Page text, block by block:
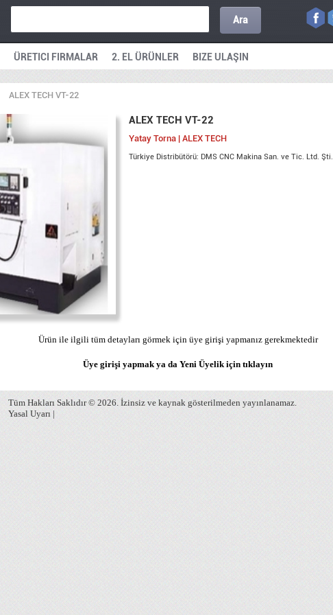
Ara
ÜRETICI FIRMALAR 2. EL ÜRÜNLER BIZE ULAŞIN
ALEX TECH VT-22
ALEX TECH VT-22
Yatay Torna | ALEX TECH
Türkiye Distribütörü: DMS CNC Makina San. ve Tic. Ltd. Şti.
Ürün ile ilgili tüm detayları görmek için üye girişi yapmanız gerekmektedir
Üye girişi yapmak ya da Yeni Üyelik içintıklayın
Tüm Hakları Saklıdır © 2026. İzinsiz ve kaynak gösterilmeden yayınlanamaz.
Yasal Uyarı |